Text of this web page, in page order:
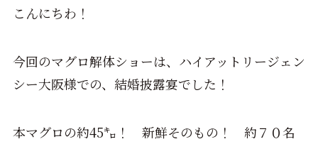
こんにちわ！
今回のマグロ解体ショーは、ハイアットリージェン
シー大阪様での、結婚披露宴でした！
本マグロの約45㌔！ 新鮮そのもの！ 約７０名